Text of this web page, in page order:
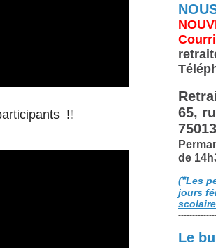
!!
65,
de
(*Les
jours
Le